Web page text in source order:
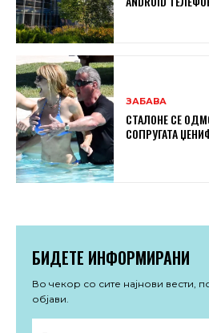
ЗАБАВА
СТАЛОНЕ СЕ
СОПРУГАТА
БИДЕТЕ ИНФОРМИРАНИ
Во чекор со сите најнови вести,
објави.